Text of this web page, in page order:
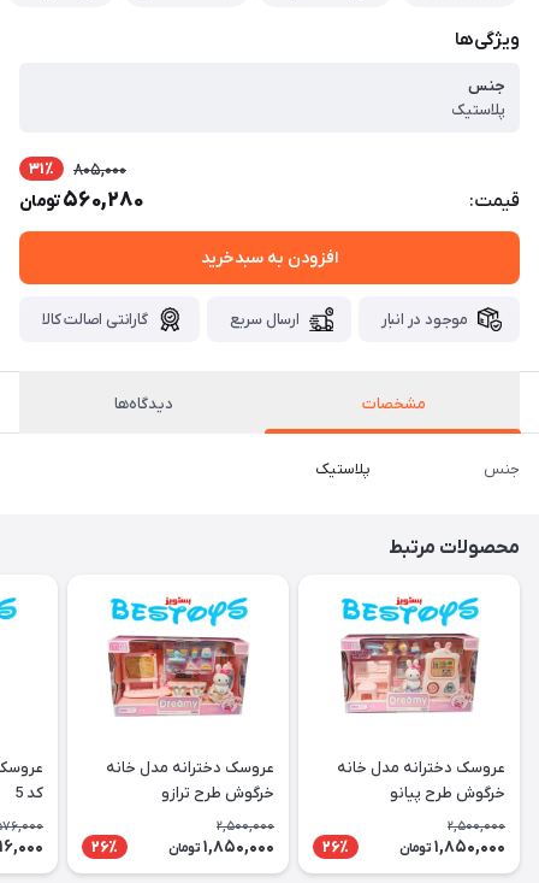
ویژگی‌ها
جنس
پلاستیک
قیمت:
805,000 31٪
560,280تومان
افزودن به سبدخرید
موجود در انبار ارسال سریع گارانتی اصالت کالا
مشخصات دیدگاه‌ها
جنس پلاستیک
محصولات مرتبط
عروسک دخترانه مدل خانه
خرگوش طرح پیانو
2,500,000
1,850,000 تومان 26٪
عروسک دخترانه مدل خانه
خرگوش طرح ترازو
2,500,000
1,850,000 تومان 26٪
کد 5